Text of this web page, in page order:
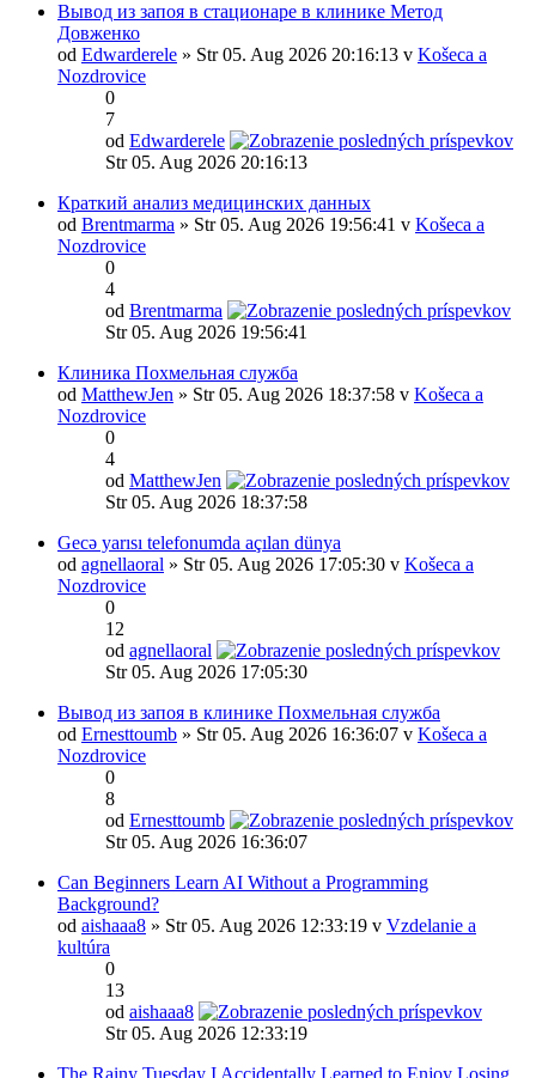
Вывод из запоя в стационаре в клинике Метод
Довженко
od Edwarderele » Str 05. Aug 2026 20:16:13 v Košeca a
Nozdrovice
0
7
od Edwarderele
Str 05. Aug 2026 20:16:13
Краткий анализ медицинских данных
od Brentmarma » Str 05. Aug 2026 19:56:41 v Košeca a
Nozdrovice
0
4
od Brentmarma
Str 05. Aug 2026 19:56:41
Клиника Похмельная служба
od MatthewJen » Str 05. Aug 2026 18:37:58 v Košeca a
Nozdrovice
0
4
od MatthewJen
Str 05. Aug 2026 18:37:58
Gecə yarısı telefonumda açılan dünya
od agnellaoral » Str 05. Aug 2026 17:05:30 v Košeca a
Nozdrovice
0
12
od agnellaoral
Str 05. Aug 2026 17:05:30
Вывод из запоя в клинике Похмельная служба
od Ernesttoumb » Str 05. Aug 2026 16:36:07 v Košeca a
Nozdrovice
0
8
od Ernesttoumb
Str 05. Aug 2026 16:36:07
Can Beginners Learn AI Without a Programming
Background?
od aishaaa8 » Str 05. Aug 2026 12:33:19 v Vzdelanie a
kultúra
0
13
od aishaaa8
Str 05. Aug 2026 12:33:19
The Rainy Tuesday I Accidentally Learned to Enjoy Losing